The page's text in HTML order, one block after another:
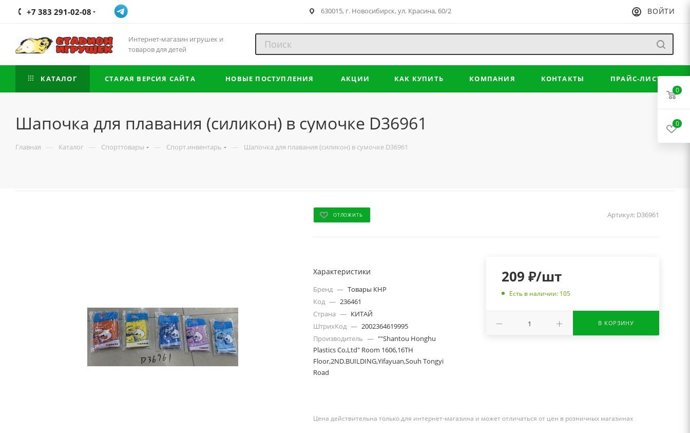
+7 383 291-02-08 630015, г. Новосибирск, ул. Красина, 60/2 ВОЙТИ
Интернет-магазин игрушек и
товаров для детей
КАТАЛОГ СТАРАЯ ВЕРСИЯ САЙТА НОВЫЕ ПОСТУПЛЕНИЯ АКЦИИ КАК КУПИТЬ КОМПАНИЯ КОНТАКТЫ ПРАЙС-ЛИСТ
Шапочка для плавания (силикон) в сумочке D36961
Главная — Каталог — Спорттовары — Спорт.инвентарь — Шапочка для плавания (силикон) в сумочке D36961
ОТЛОЖИТЬ Артикул: D36961
Характеристики
Бренд — Товары КНР
Код — 236461
Страна — КИТАЙ
ШтрихКод — 2002364619995
Производитель — ""Shantou Honghu
Plastics Co,Ltd" Room 1606,16TH
Floor,2ND.BUILDING,Yifayuan,Souh Tongyi
Road
209 ₽/шт
Есть в наличии: 105
В КОРЗИНУ
Цена действительна только для интернет-магазина и может отличаться от цен в розничных магазинах
0
0